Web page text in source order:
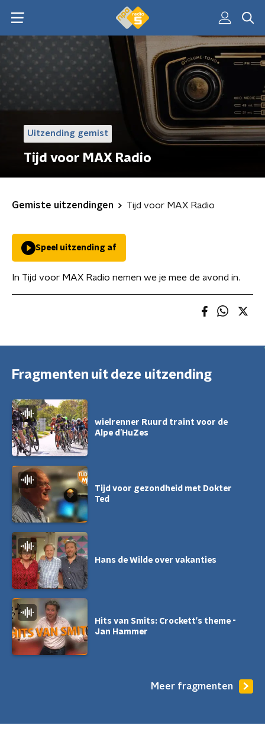
Uitzending gemist
Tijd voor MAX Radio
Gemiste uitzendingen Tijd voor MAX Radio
Speel uitzending af
In Tijd voor MAX Radio nemen we je mee de avond in.
Fragmenten uit deze uitzending
wielrenner Ruurd traint voor de
Alpe d’HuZes
Tijd voor gezondheid met Dokter
Ted
Hans de Wilde over vakanties
Hits van Smits: Crockett's theme -
Jan Hammer
Meer fragmenten